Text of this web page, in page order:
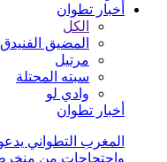
أخبار تطوان
الكل
المضيق الفنيدق
مرتيل
سبته المحتلة
وادي لو
أخبار تطوان
المغرب التطواني
واحتجاجات من